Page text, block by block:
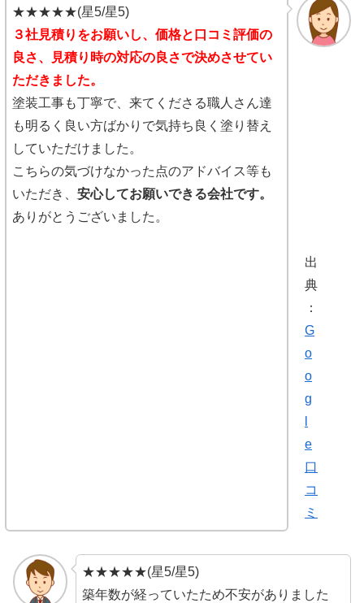
★★★★★(星5/星5)
３社見積りをお願いし、価格と口コミ評価の
良さ、見積り時の対応の良さで決めさせてい
ただきました。
塗装工事も丁寧で、来てくださる職人さん達
も明るく良い方ばかりで気持ち良く塗り替え
していただけました。
こちらの気づけなかった点のアドバイス等も
いただき、安心してお願いできる会社です。
ありがとうございました。
出
典
：
G
o
o
g
e
口
コ
ミ
★★★★★(星5/星5)
築年数が経っていたため不安がありました